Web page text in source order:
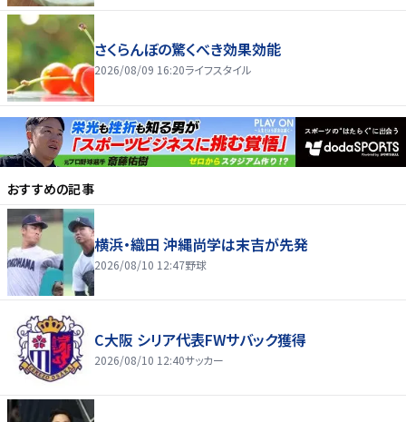
さくらんぼの驚くべき効果効能
2026/08/09 16:20ライフスタイル
おすすめの記事
横浜・織田 沖縄尚学は末吉が先発
2026/08/10 12:47野球
C大阪 シリア代表FWサバック獲得
2026/08/10 12:40サッカー